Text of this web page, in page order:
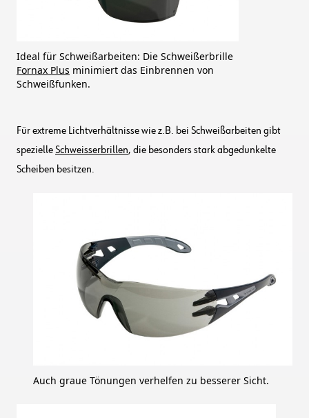
Ideal für Schweißarbeiten: Die Schweißerbrille
Fornax Plus minimiert das Einbrennen von
Schweißfunken.
Für extreme Lichtverhältnisse wie z.B. bei Schweißarbeiten gibt
spezielleSchweisserbrillen, die besonders stark abgedunkelte
Scheiben besitzen.
Auch graue Tönungen verhelfen zu besserer Sicht.